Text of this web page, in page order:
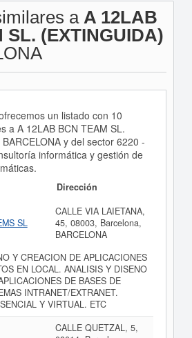
a A 12LAB
SL. (EXTINGUIDA)
un listado con 10
a A 12LAB BCN TEAM SL.
y del sector 6220 -
informática y gestión de
Dirección
SL
CALLE VIA LAIETANA,
45, 08003, Barcelona,
BARCELONA
Y CREACION DE APLICACIONES
EN LOCAL. ANALISIS Y DISENO
DE BASES DE
INTRANET/EXTRANET.
Y VIRTUAL. ETC
CALLE QUETZAL, 5,